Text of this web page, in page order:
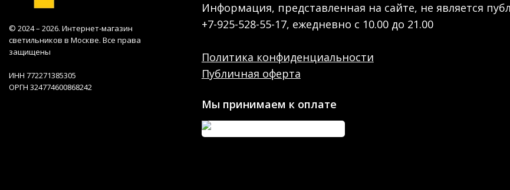
© 2024 – 2026. Интернет-магазин
светильников в Москве. Все права
защищены
ИНН 772271385305
ОРГН 324774600868242
Информация, представленная на сайте, не является
+7-925-528-55-17, ежедневно с 10.00 до 21.00
Политика конфиденциальности
Публичная оферта
Мы принимаем к оплате